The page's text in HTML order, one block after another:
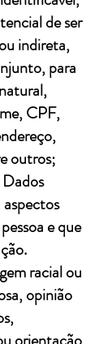
de ser
indireta,
para
CPF,
outros;
aspectos
e que
racial ou
opinião